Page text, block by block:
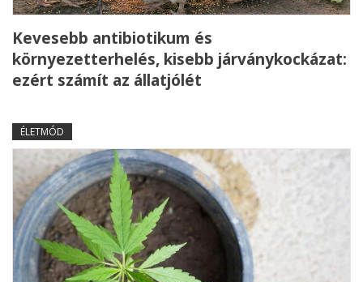
Kevesebb antibiotikum és
környezetterhelés, kisebb járványkockázat:
ezért számít az állatjólét
ÉLETMÓD